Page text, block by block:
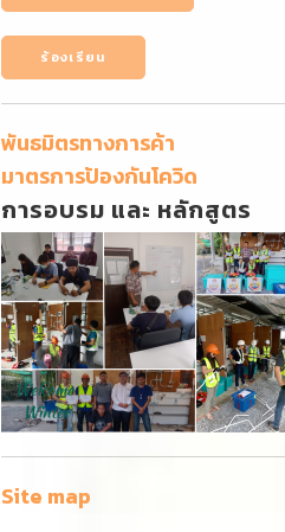
ร้องเรียน
พันธมิตรทางการค้า
มาตรการป้องกันโควิด
การอบรม และ หลักสูตร
Site map